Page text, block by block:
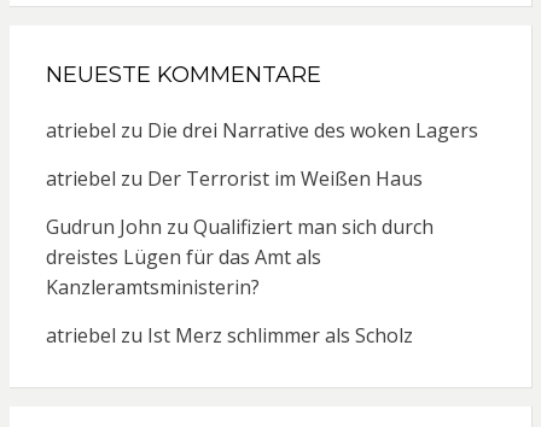
NEUESTE KOMMENTARE
atriebel zu Die drei Narrative des woken Lagers
atriebel zu Der Terrorist im Weißen Haus
Gudrun John zu Qualifiziert man sich durch
dreistes Lügen für das Amt als
Kanzleramtsministerin?
atriebel zu Ist Merz schlimmer als Scholz